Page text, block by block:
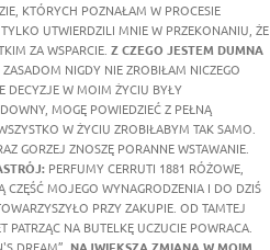
KTÓRYCH POZNAŁAM W PROCESIE
UTWIERDZILI MNIE W PRZEKONANIU, ŻE
ZA WSPARCIE. Z CZEGO JESTEM DUMNA
NIGDY NIE ZROBIŁAM NICZEGO
DECYZJE W MOIM ŻYCIU BYŁY
MOGĘ POWIEDZIEĆ Z PEŁNĄ
W ŻYCIU ZROBIŁABYM TAK SAMO.
GORZEJ ZNOSZĘ PORANNE WSTAWANIE.
PERFUMY CERRUTI 1881 RÓŻOWE,
CZĘŚĆ MOJEGO WYNAGRODZENIA I DO DZIŚ
PRZY ZAKUPIE. OD TAMTEJ
NA BUTELKĘ UCZUCIE POWRACA.